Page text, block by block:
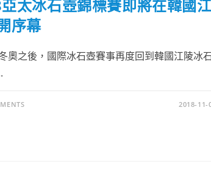
太冰石壺錦標賽即將在韓國
序幕
奧之後，國際冰石壺賽事再度回到韓國江陵冰
2018-11-